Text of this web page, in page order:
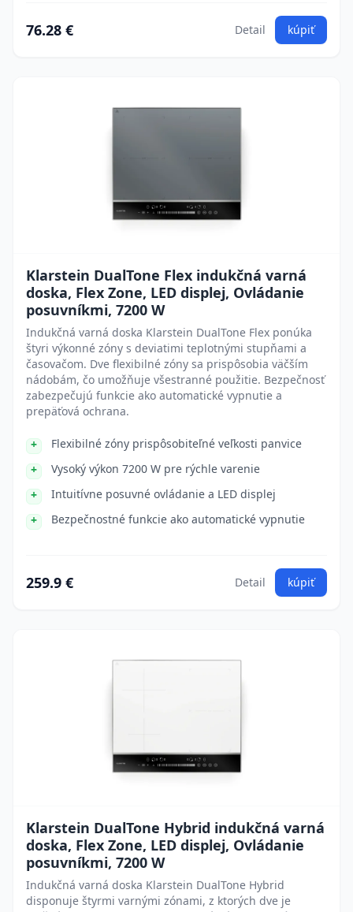
76.28 € Detail kúpiť
Klarstein DualTone Flex indukčná varná
doska, Flex Zone, LED displej, Ovládanie
posuvníkmi, 7200 W
Indukčná varná doska Klarstein DualTone Flex ponúka
štyri výkonné zóny s deviatimi teplotnými stupňami a
časovačom. Dve flexibilné zóny sa prispôsobia väčším
nádobám, čo umožňuje všestranné použitie. Bezpečnosť
zabezpečujú funkcie ako automatické vypnutie a
prepäťová ochrana.
Flexibilné zóny prispôsobiteľné veľkosti panvice
Vysoký výkon 7200 W pre rýchle varenie
Intuitívne posuvné ovládanie a LED displej
Bezpečnostné funkcie ako automatické vypnutie
259.9 € Detail kúpiť
Klarstein DualTone Hybrid indukčná varná
doska, Flex Zone, LED displej, Ovládanie
posuvníkmi, 7200 W
Indukčná varná doska Klarstein DualTone Hybrid
disponuje štyrmi varnými zónami, z ktorých dve je